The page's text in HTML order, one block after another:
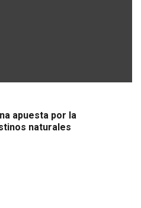
apuesta por la
naturales